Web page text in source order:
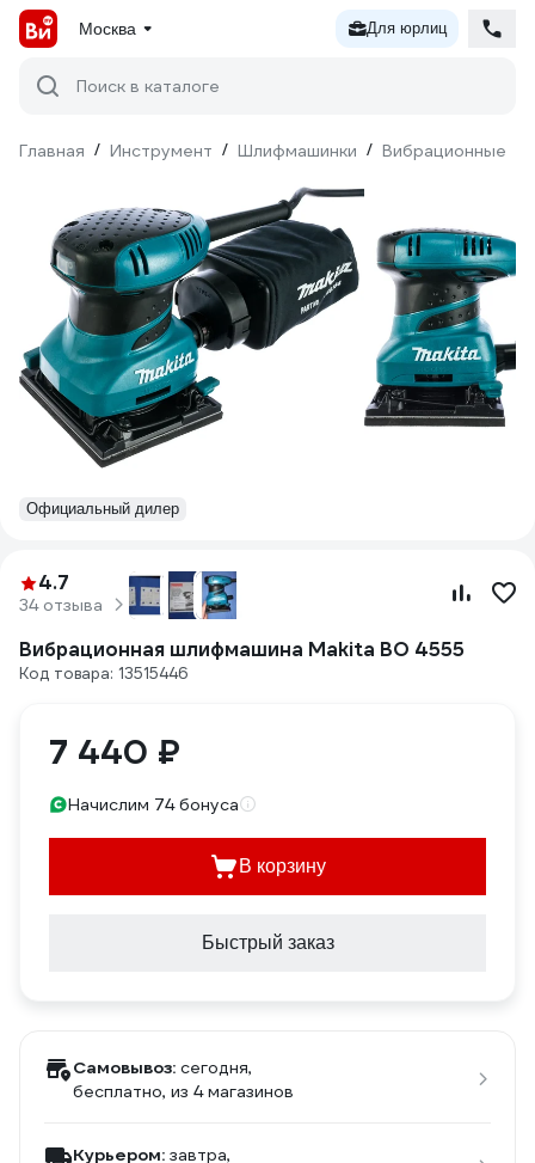
Москва Для юрлиц
Поиск в каталоге
Главная / Инструмент / Шлифмашинки / Вибрационные
Официальный дилер
4.7
34 отзыва
Вибрационная шлифмашина Makita BO 4555
Код товара: 13515446
7 440 ₽
Начислим 74 бонуса
В корзину
Быстрый заказ
Самовывоз: сегодня,
бесплатно, из 4 магазинов
Курьером: завтра,